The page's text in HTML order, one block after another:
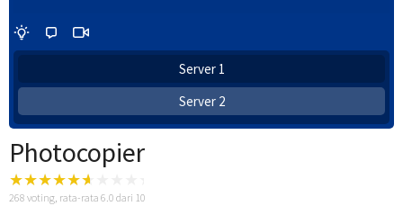
Server 1
Server 2
Photocopier
268 voting, rata-rata 6.0 dari 10